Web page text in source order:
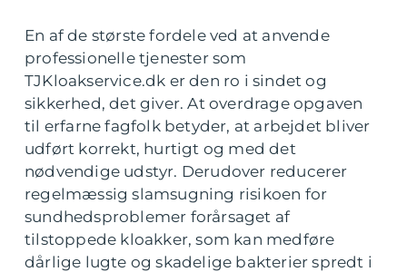
En af de største fordele ved at anvende
professionelle tjenester som
TJKloakservice.dk er den ro i sindet og
sikkerhed, det giver. At overdrage opgaven
til erfarne fagfolk betyder, at arbejdet bliver
udført korrekt, hurtigt og med det
nødvendige udstyr. Derudover reducerer
regelmæssig slamsugning risikoen for
sundhedsproblemer forårsaget af
tilstoppede kloakker, som kan medføre
dårlige lugte og skadelige bakterier spredt i